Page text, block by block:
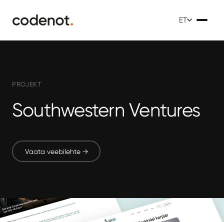
ET
PROJEKT
Southwestern Ventures
Vaata veebilehte →